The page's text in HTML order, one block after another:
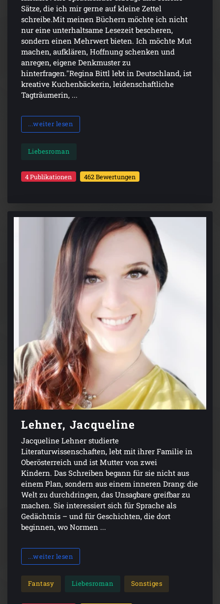
Sätze, die ich mir gerne auf kleine Zettel
schreibe.Mit meinen Büchern möchte ich nicht
nur eine unterhaltsame Lesezeit bescheren,
sondern einen Mehrwert bieten. Ich möchte Mut
machen, aufklären, Hoffnung schenken und
anregen, eigene Denkmuster zu
hinterfragen."Regina Bittl lebt in Deutschland, ist
kreative Kuchenbäckerin, leidenschaftliche
Tagträumerin, ...
...weiter lesen
Liebesroman
4 Publikationen 462 Bewertungen
Lehner, Jacqueline
Jacqueline Lehner studierte
Literaturwissenschaften, lebt mit ihrer Familie in
Oberösterreich und ist Mutter von zwei
Kindern. Das Schreiben begann für sie nicht aus
einem Plan, sondern aus einem inneren Drang: die
Welt zu durchdringen, das Unsagbare greifbar zu
machen. Sie interessiert sich für Sprache als
Gedächtnis – und für Geschichten, die dort
beginnen, wo Normen ...
...weiter lesen
Fantasy Liebesroman Sonstiges